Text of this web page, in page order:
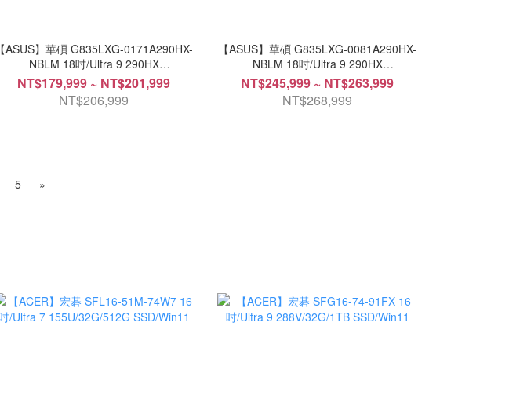
【ASUS】華碩 G835LXG-0171A290HX-
NBLM 18吋/Ultra 9 290HX
Plus/64G/1TB SSD/RTX5090/Win11/AI
電競筆電
NT$179,999 ~ NT$201,999
NT$206,999
【ASUS】華碩 G835LXG-0081A290HX-
NBLM 18吋/Ultra 9 290HX
Plus/128G/4TB SSD/RTX5090/Win11/AI
電競筆電
NT$245,999 ~ NT$263,999
NT$268,999
5 »